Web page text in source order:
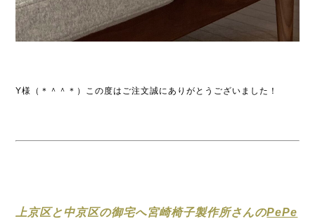
Y様（＊＾＾＊）この度はご注文誠にありがとうございました！
上京区と中京区の御宅へ宮崎椅子製作所さんのPePe